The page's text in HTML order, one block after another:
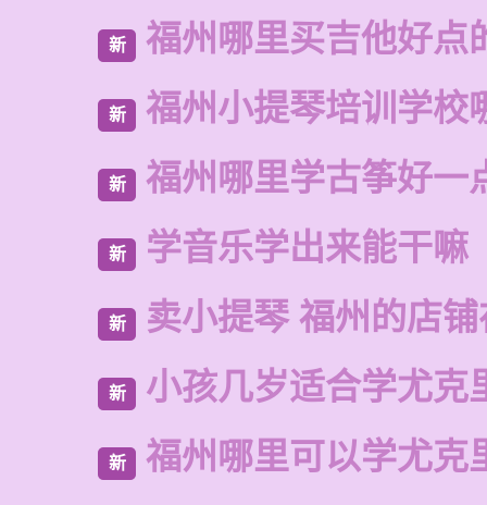
新 福州哪里买吉他好点
新 福州小提琴培训学校
新 福州哪里学古筝好一
新 学音乐学出来能干嘛
新 卖小提琴 福州的店
新 小孩几岁适合学尤克
新 福州哪里可以学尤克